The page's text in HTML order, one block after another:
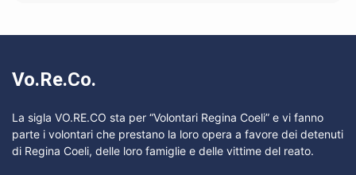
Vo.Re.Co.
La sigla VO.RE.CO sta per “Volontari Regina Coeli” e vi fanno
parte i volontari che prestano la loro opera a favore dei detenuti
di Regina Coeli, delle loro famiglie e delle vittime del reato.